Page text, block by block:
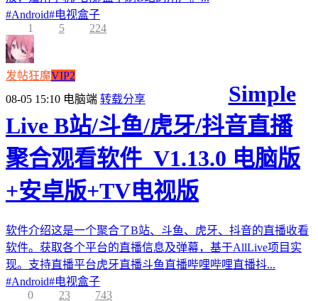
#Android#电视盒子
1
5 224
发帖狂魔VIP2
08-05 15:10 电脑端 转载分享
Simple
Live B站/斗鱼/虎牙/抖音直播
聚合观看软件_V1.13.0 电脑版
+安卓版+TV电视版
软件介绍这是一个聚合了B站、斗鱼、虎牙、抖音的直播收看
软件。获取各个平台的直播信息及弹幕，基于AllLive项目实
现。支持直播平台虎牙直播斗鱼直播哔哩哔哩直播抖...
#Android#电视盒子
0
23 743